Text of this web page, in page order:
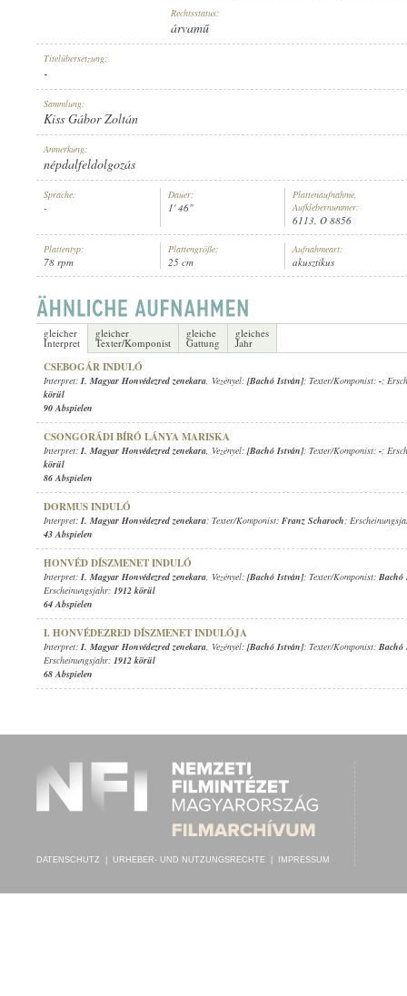
METAFON-RECORD
PLATTENAUFNAHME:
Rechtsstatus:
árvamű
Titelübersetzung:
-
Sammlung:
Kiss Gábor Zoltán
Anmerkung:
népdalfeldolgozás
Sprache:
-
Dauer:
1' 46"
Plattenaufnahme,
Aufklebernummer:
6113, O 8856
Plattentyp:
78 rpm
Plattengröße:
25 cm
Aufnahmeart:
akusztikus
gleicher
Interpret
gleicher
Texter/Komponist
gleiche
Gattung
gleiches
Jahr
CSEBOGÁR INDULÓ
Interpret: I. Magyar Honvédezred zenekara, Vezényel: [Bachó István]; Texter/Komponist: -;
körül
90 Abspielen
CSONGORÁDI BÍRÓ LÁNYA MARISKA
Interpret: I. Magyar Honvédezred zenekara, Vezényel: [Bachó István]; Texter/Komponist: -;
körül
86 Abspielen
DORMUS INDULÓ
Interpret: I. Magyar Honvédezred zenekara; Texter/Komponist: Franz Scharoch;
43 Abspielen
HONVÉD DÍSZMENET INDULÓ
Interpret: I. Magyar Honvédezred zenekara, Vezényel: [Bachó István]; Texter/Komponist: Bachó
Erscheinungsjahr: 1912 körül
64 Abspielen
I. HONVÉDEZRED DÍSZMENET INDULÓJA
Interpret: I. Magyar Honvédezred zenekara, Vezényel: [Bachó István]; Texter/Komponist: Bachó
Erscheinungsjahr: 1912 körül
68 Abspielen
DATENSCHUTZ URHEBER- UND NUTZUNGSRECHTE IMPRESSUM